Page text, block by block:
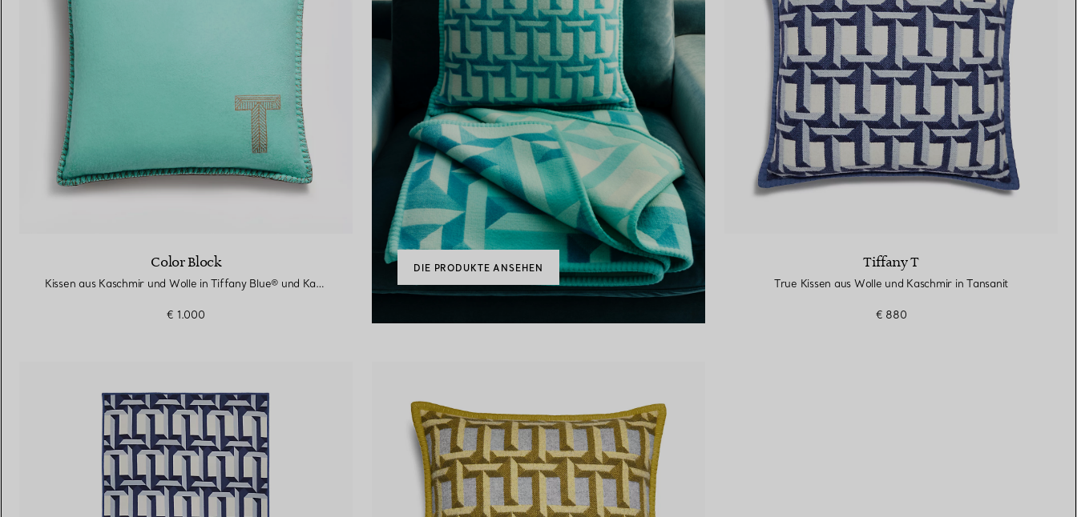
Color Block
Kissen aus Kaschmir und Wolle in Tiffany Blue® und Kamelbraun
€ 1.000
DIE PRODUKTE ANSEHEN Tiffany T
True Kissen aus Wolle und Kaschmir in Tansanit
€ 880